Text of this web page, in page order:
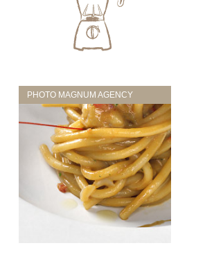
PHOTO MAGNUM AGENCY